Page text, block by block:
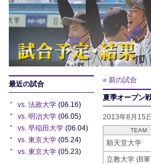
最近の試合
vs. 法政大学 (06.16)
vs. 明治大学 (06.05)
vs. 早稲田大学 (06.04)
vs. 東京大学 (05.24)
vs. 東京大学 (05.23)
« 前の試合
夏季オープン
2013年8月15
TEAM
順天堂大学
立教大学 (B